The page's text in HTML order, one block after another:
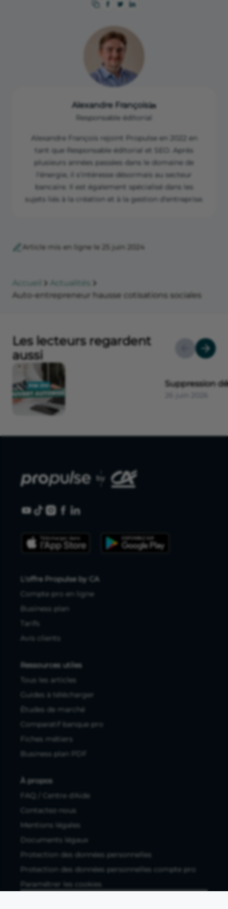
Alexandre François
Responsable éditorial
Alexandre François rejoint Propulse en 2022 en
tant que Responsable éditorial et SEO. Après
plusieurs années passées dans le domaine de
l'énergie, il s'intéresse désormais au secteur
bancaire. Il est également spécialisé dans les
sujets liés à la création et à la gestion d'entreprise.
Article mis en ligne le 25 juin 2024
Accueil
Actualités
Auto-entrepreneur hausse cotisations sociales
Les lecteurs regardent
aussi
Suppression
L'offre Propulse by CA
Compte pro en ligne
Business plan
Tarifs
Avis clients
Ressources utiles
Tous les articles
Guides à télécharger
Études de marché
Comparatif banque pro
Fiches métiers
Business plan PDF
À propos
FAQ / Centre d'Aide
Contactez-nous
Mentions légales
Documents légaux
Protection des données personnelles
Protection des données personnelles compte pro
Paramétrer les cookies